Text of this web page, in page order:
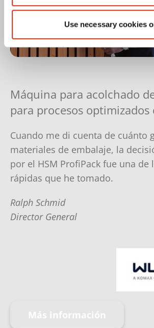
Use necessary cookies
Máquina para acolchado
para procesos optimizados
Cuando me di cuenta de cuánto
materiales de embalaje, la
por el HSM ProfiPack fue una de
rápidas que he tomado.
Ralph Schmid
Director General
Más información